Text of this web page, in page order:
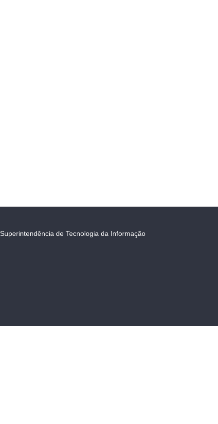
Superintendência de Tecnologia da Informação